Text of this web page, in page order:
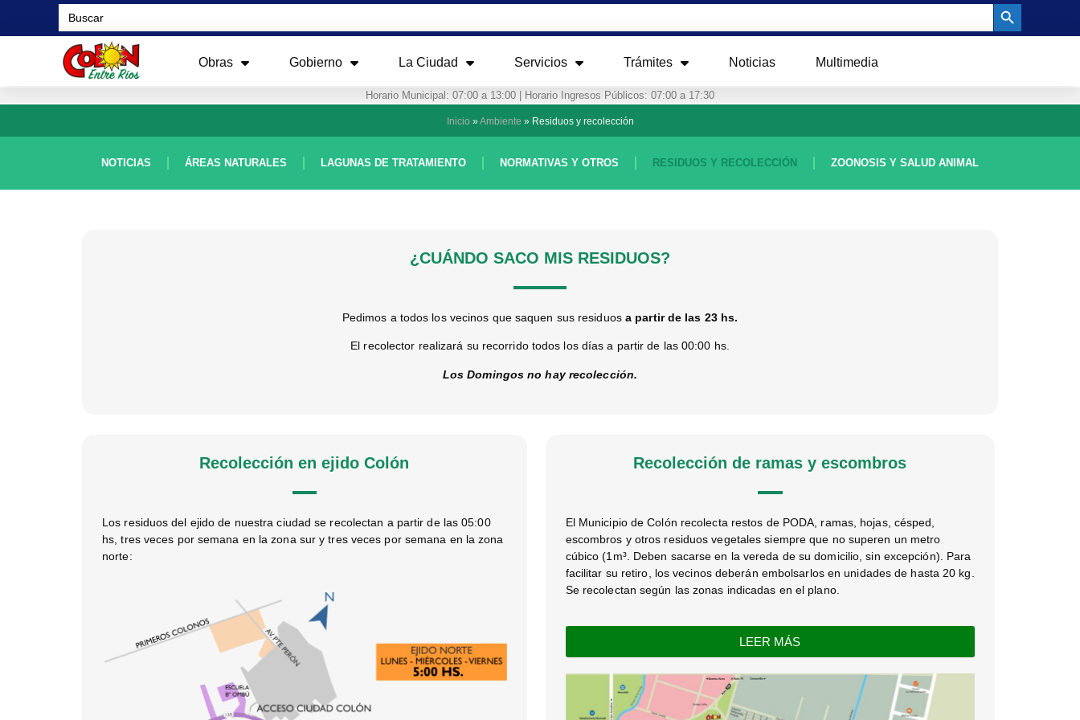
Search
for:
Obras Gobierno La Ciudad Servicios Trámites Noticias Multimedia
Horario Municipal: 07:00 a 13:00 | Horario Ingresos Públicos: 07:00 a 17:30
Inicio »Ambiente » Residuos y recolección
NOTICIAS ÁREAS NATURALES LAGUNAS DE TRATAMIENTO NORMATIVAS Y OTROS RESIDUOS Y RECOLECCIÓN ZOONOSIS Y SALUD ANIMAL
¿CUÁNDO SACO MIS RESIDUOS?
Pedimos a todos los vecinos que saquen sus residuos a partir de las 23 hs.
El recolector realizará su recorrido todos los días a partir de las 00:00 hs.
Los Domingos no hay recolección.
Recolección en ejido Colón
Los residuos del ejido de nuestra ciudad se recolectan a partir de las 05:00
hs, tres veces por semana en la zona sur y tres veces por semana en la zona
norte:
Recolección de ramas y escombros
El Municipio de Colón recolecta restos de PODA, ramas, hojas, césped,
escombros y otros residuos vegetales siempre que no superen un metro
cúbico (1m³. Deben sacarse en la vereda de su domicilio, sin excepción). Para
facilitar su retiro, los vecinos deberán embolsarlos en unidades de hasta 20 kg.
Se recolectan según las zonas indicadas en el plano.
LEER MÁS